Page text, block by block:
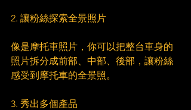
2. 讓粉絲探索全景照片
像是摩托車照片，你可以把整台車身的
照片拆分成前部、中部、後部，讓粉絲
感受到摩托車的全景照。
3. 秀出多個產品